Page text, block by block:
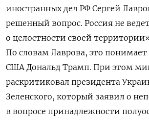
иностранных дел РФ Сергей
решенный вопрос. Россия не
о целостности своей
По словам Лаврова, это
США Дональд Трамп. При этом
раскритиковал президента
Зеленского, который заявил о
в вопросе принадлежности